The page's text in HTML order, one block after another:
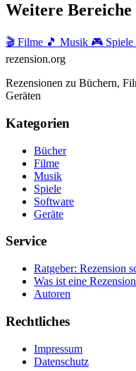
Weitere Bereiche
🎬 Filme 🎵 Musik 🎮 Spiele
rezension.org
Rezensionen zu Büchern,
Geräten
Kategorien
Bücher
Filme
Musik
Spiele
Software
Geräte
Service
Ratgeber: Rezension
Was ist eine
Autoren
Rechtliches
Impressum
Datenschutz